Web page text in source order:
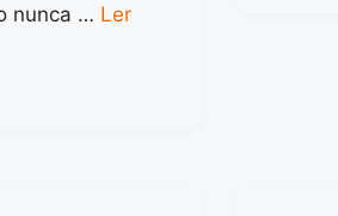
nunca … Ler